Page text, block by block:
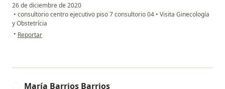
26 de diciembre de 2020
• consultorio centro ejecutivo piso 7 consultorio 04 • Visita Ginecología
y Obstetrícia
• en opinión del usuario Diana
Reportar
María Barrios Barrios